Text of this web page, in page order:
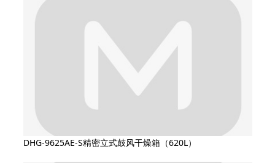
DHG-9625AE-S精密立式鼓风干燥箱（620L）